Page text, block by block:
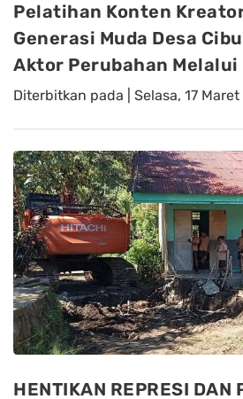
Pelatihan Konten
Generasi Muda Desa
Aktor Perubahan Melalui
Diterbitkan pada | Selasa, 17
HENTIKAN REPRESI DAN